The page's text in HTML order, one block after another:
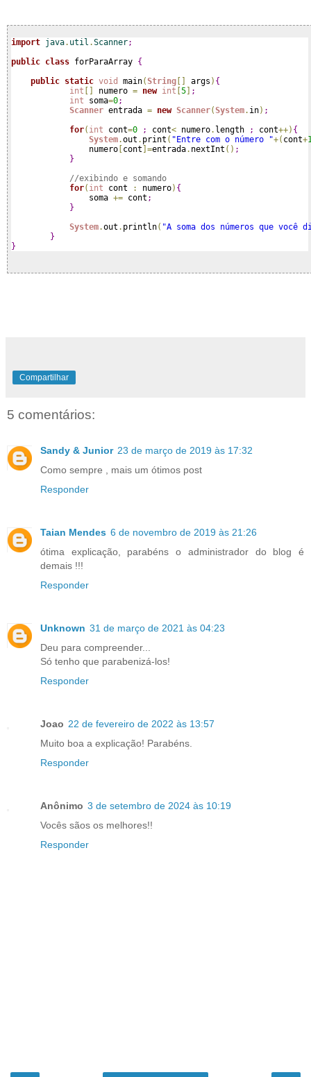
import java. util .Scanner;
public class forParaArray {
public static void main(String [ ] args ) {
int [ ] numero = new int [5] ;
int soma=0;
Scanner entrada = new Scanner(System. in) ;
for( int cont=0 ; cont< numero. length ; cont++) {
System.out . print ( "Entre com o número "+( cont+
                numero
[cont ] =entrada. nextInt ( ) ;
}
//exibindo e somando
for( int cont : numero) {
                soma
+= cont ;
}
System.out . println( "A soma dos números que você
}
}
Compartilhar
5 comentários:
Sandy & Junior 23 de março de 2019 às 17:32
Como sempre , mais um ótimos post
Responder
Taian Mendes 6 de novembro de 2019 às 21:26
ótima explicação, parabéns o administrador do blog é
demais !!!
Responder
Unknown 31 de março de 2021 às 04:23
Deu para compreender...
Só tenho que parabenizá-los!
Responder
Joao 22 de fevereiro de 2022 às 13:57
Muito boa a explicação! Parabéns.
Responder
Anônimo 3 de setembro de 2024 às 10:19
Vocês sãos os melhores!!
Responder